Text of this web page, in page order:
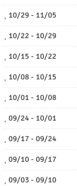
10/29 - 11/05
10/22 - 10/29
10/15 - 10/22
10/08 - 10/15
10/01 - 10/08
09/24 - 10/01
09/17 - 09/24
09/10 - 09/17
09/03 - 09/10